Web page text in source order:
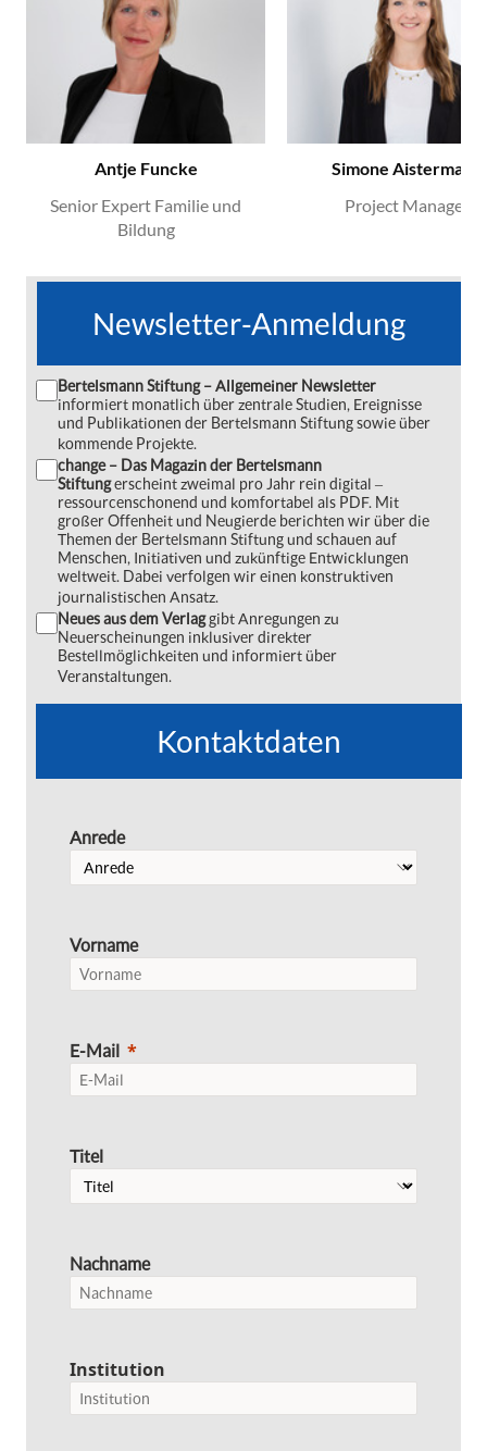
Antje Funcke
Senior Expert Familie und
Bildung
Simone Aistermann
Project Manager
Newsletter-Anmeldung
Bertelsmann Stiftung – Allgemeiner Newsletter
informiert monatlich über zentrale Studien, Ereignisse
und Publikationen der Bertelsmann Stiftung sowie über
kommende Projekte.
change – Das Magazin der Bertelsmann
Stiftungerscheint zweimal pro Jahr rein digital ‒
ressourcenschonend und komfortabel als PDF. Mit
großer Offenheit und Neugierde berichten wir über die
Themen der Bertelsmann Stiftung und schauen auf
Menschen, Initiativen und zukünftige Entwicklungen
weltweit. Dabei verfolgen wir einen konstruktiven
journalistischen Ansatz.
Neues aus dem Verlaggibt Anregungen zu
Neuerscheinungen inklusiver direkter
Bestellmöglichkeiten und informiert über
Veranstaltungen.
Kontaktdaten
Anrede
Vorname
E-Mail
Titel
Nachname
Institution